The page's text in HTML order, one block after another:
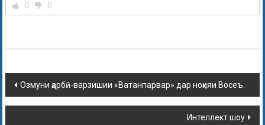
0 0
Озмуни ҳарбӣ-варзишии «Ватанпарвар» дар ноҳияи Восеъ.
Интеллект шоу